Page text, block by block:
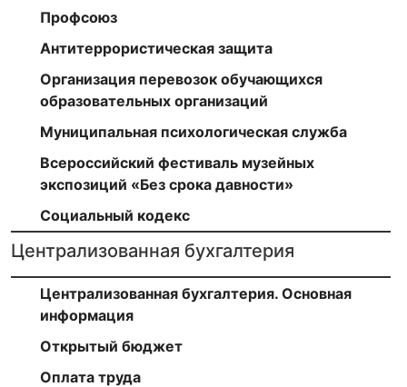
Профсоюз
Антитеррористическая защита
Организация перевозок обучающихся
образовательных организаций
Муниципальная психологическая служба
Всероссийский фестиваль музейных
экспозиций «Без срока давности»
Социальный кодекс
Централизованная бухгалтерия
Централизованная бухгалтерия. Основная
информация
Открытый бюджет
Оплата труда